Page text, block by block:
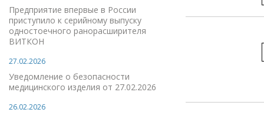
Предприятие впервые в России
приступило к серийному выпуску
одностоечного ранорасширителя
ВИТКОН
27.02.2026
Уведомление о безопасности
медицинского изделия от 27.02.2026
26.02.2026